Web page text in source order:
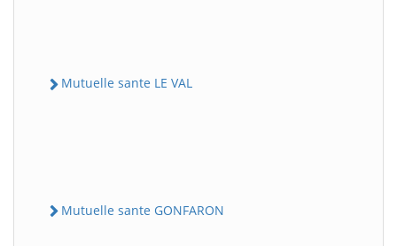
Mutuelle sante LE VAL
Mutuelle sante GONFARON